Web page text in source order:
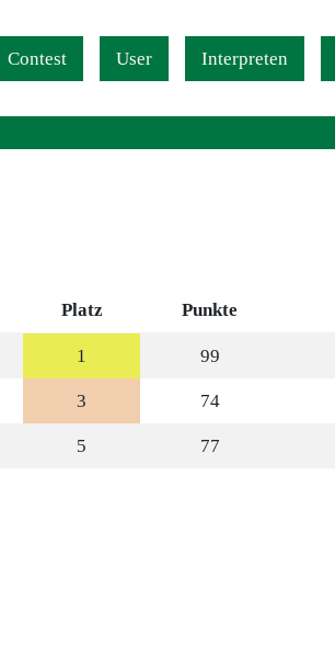
Contest
User Interpreten
Platz Punkte
1 99
3 74
5 77